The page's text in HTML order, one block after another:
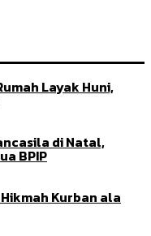
Layak Huni,
di Natal,
BPIP
Kurban ala